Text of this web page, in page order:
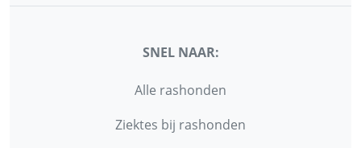
SNEL NAAR:
Alle rashonden
Ziektes bij rashonden